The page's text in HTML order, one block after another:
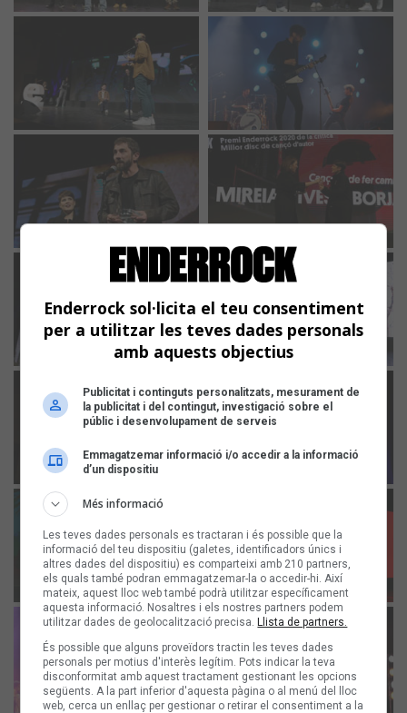
Enderrock sol·licita el teu consentiment
per a utilitzar les teves dades personals
amb aquests objectius
Publicitat i continguts personalitzats, mesurament de
la publicitat i del contingut, investigació sobre el
públic i desenvolupament de serveis
Emmagatzemar informació i/o accedir a la informació
d’un dispositiu
Més informació
Les teves dades personals es tractaran i és possible que la
informació del teu dispositiu (galetes, identificadors únics i
altres dades del dispositiu) es comparteixi amb 210 partners,
els quals també podran emmagatzemar-la o accedir-hi. Així
mateix, aquest lloc web també podrà utilitzar específicament
aquesta informació. Nosaltres i els nostres partners podem
utilitzar dades de geolocalització precisa. Llista de partners.
És possible que alguns proveïdors tractin les teves dades
personals per motius d'interès legítim. Pots indicar la teva
disconformitat amb aquest tractament gestionant les opcions
següents. A la part inferior d'aquesta pàgina o al menú del lloc
web, cerca un enllaç per gestionar o retirar el consentiment a la